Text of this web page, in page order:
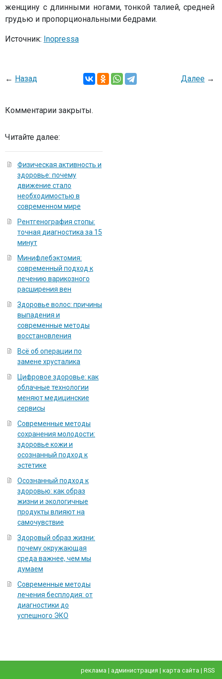
женщину с длинными ногами, тонкой талией, средней
грудью и пропорциональными бедрами.
Источник: Inopressa
← Назад Далее →
Комментарии закрыты.
Читайте далее:
Физическая активность и
здоровье: почему
движение стало
необходимостью в
современном мире
Рентгенография стопы:
точная диагностика за 15
минут
Минифлебэктомия:
современный подход к
лечению варикозного
расширения вен
Здоровье волос: причины
выпадения и
современные методы
восстановления
Всё об операции по
замене хрусталика
Цифровое здоровье: как
облачные технологии
меняют медицинские
сервисы
Современные методы
сохранения молодости:
здоровье кожи и
осознанный подход к
эстетике
Осознанный подход к
здоровью: как образ
жизни и экологичные
продукты влияют на
самочувствие
Здоровый образ жизни:
почему окружающая
среда важнее, чем мы
думаем
Современные методы
лечения бесплодия: от
диагностики до
успешного ЭКО
реклама | администрация | карта сайта | RSS